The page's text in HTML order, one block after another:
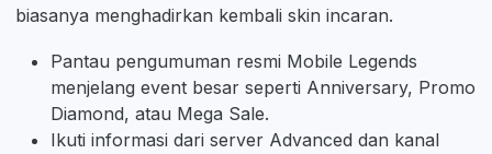
biasanya menghadirkan kembali skin incaran.
Pantau pengumuman resmi Mobile Legends
menjelang event besar seperti Anniversary, Promo
Diamond, atau Mega Sale.
Ikuti informasi dari server Advanced dan kanal